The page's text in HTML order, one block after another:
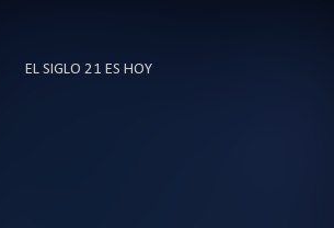
EL SIGLO 21 ES HOY